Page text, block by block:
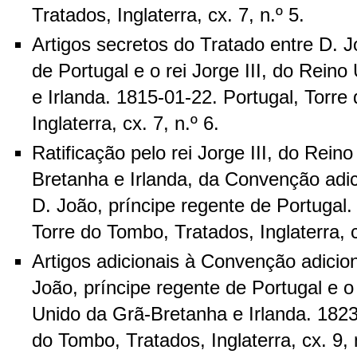
Tratados, Inglaterra, cx. 7, n.º 5.
Artigos secretos do Tratado entre D.
de Portugal e o rei Jorge III, do Reino
e Irlanda. 1815-01-22. Portugal, Torre
Inglaterra, cx. 7, n.º 6.
Ratificação pelo rei Jorge III, do
Bretanha e Irlanda, da Convenção
D. João, príncipe regente de
Torre do Tombo, Tratados, Inglaterra,
Artigos adicionais à Convenção
João, príncipe regente de Portugal e
Unido da Grã-Bretanha e Irlanda.
do Tombo, Tratados, Inglaterra, cx. 9,